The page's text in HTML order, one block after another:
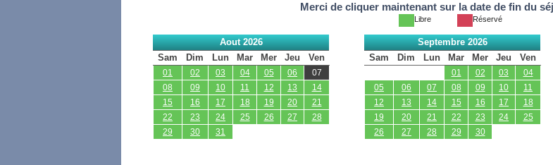
Merci de cliquer maintenant sur la date de fin du
Libre
Réservé
Aout 2026
Sam
Dim Lun Mar Mer Jeu Ven
01 02 03 04 05 06
07
08
09 10 11 12 13
14
15
16 17 18 19 20
21
22
23 24 25 26 27
28
29
30 31
Septembre 2026
Sam
Dim Lun Mar Mer Jeu Ven
01 02 03
04
05
06 07 08 09 10
11
12
13 14 15 16 17
18
19
20 21 22 23 24
25
26
27 28 29 30